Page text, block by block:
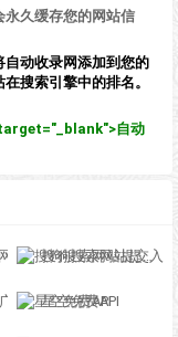
永久缓存您的网站信
动收录网添加到您的
搜索引擎中的排名。
自动
搜狗搜索网站提交入口
星空免费API